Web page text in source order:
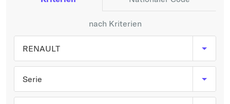
Typ wählen
nach Kriterien
RENAULT
Serie